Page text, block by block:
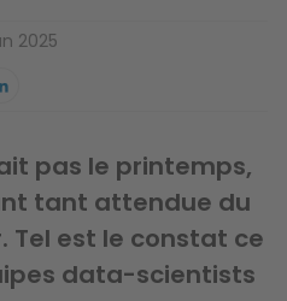
2025
pas le printemps,
tant attendue du
Tel est le constat ce
data-scientists